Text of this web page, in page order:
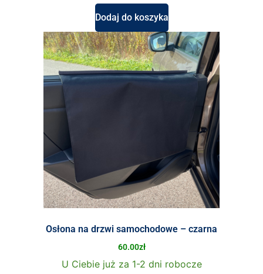
Dodaj do koszyka
Osłona na drzwi samochodowe – czarna
60.00zł
U Ciebie już za 1-2 dni robocze